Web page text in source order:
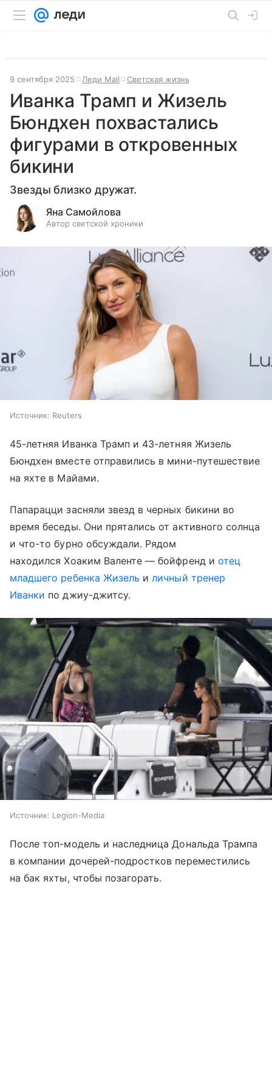
9 сентября 2025 Леди Mail Светская жизнь
Иванка Трамп и Жизель
Бюндхен похвастались
фигурами в откровенных
бикини
Звезды близко дружат.
Яна Самойлова
Автор светской хроники
Источник: Reuters
45-летняя Иванка Трамп и 43-летняя Жизель
Бюндхен вместе отправились в мини-путешествие
на яхте в Майами.
Папарацци засняли звезд в черных бикини во
время беседы. Они прятались от активного солнца
и что-то бурно обсуждали. Рядом
находился Хоаким Валенте ― бойфренд и отец
младшего ребенка Жизель иличный тренер
Иванки по джиу-джитсу.
Источник: Legion-Media
После топ-модель и наследница Дональда Трампа
в компании дочерей-подростков переместились
на бак яхты, чтобы позагорать.